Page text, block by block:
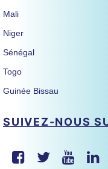
Mali
Niger
Sénégal
Togo
Guinée Bissau
SUIVEZ-NOUS